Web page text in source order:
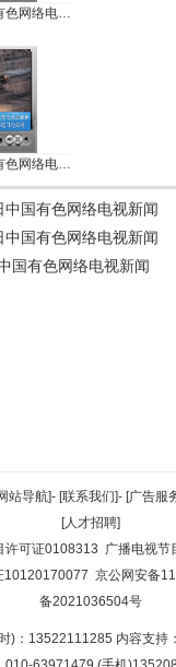
2026年3月24日中国有色网络电视新闻
2026年2月27日中国有色网络电视新闻
国有色网络电视新闻
国有色网络电视新闻
国有色网络电视新闻
返回顶部
返回首页
站导航]- [联系我们]- [广告服
[人才招聘]
许可证0108313 广播电视节
10120170077 京公网安备
备2021036504号
)：13522111285 内容支持